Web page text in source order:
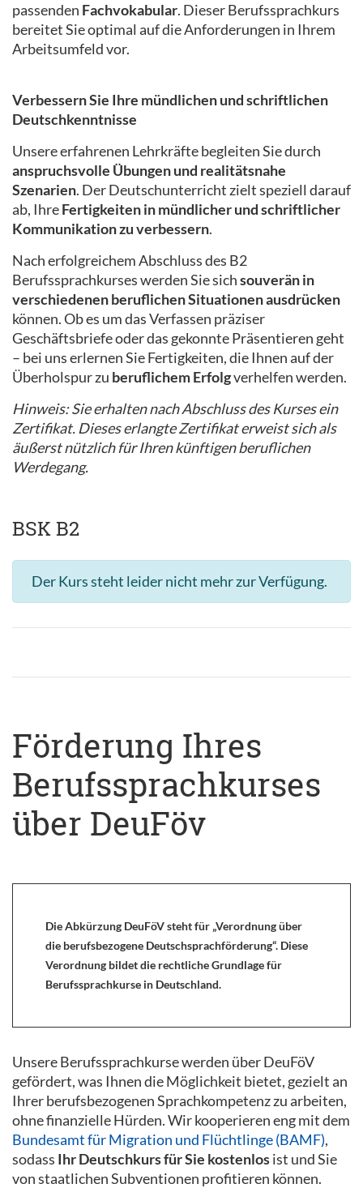
passenden Fachvokabular. Dieser Berufssprachkurs
bereitet Sie optimal auf die Anforderungen in Ihrem
Arbeitsumfeld vor.
Verbessern Sie Ihre mündlichen und schriftlichen
Deutschkenntnisse
Unsere erfahrenen Lehrkräfte begleiten Sie durch
anspruchsvolle Übungen und realitätsnahe
Szenarien. Der Deutschunterricht zielt speziell darauf
ab, IhreFertigkeiten in mündlicher und schriftlicher
Kommunikation zu verbessern.
Nach erfolgreichem Abschluss des B2
Berufssprachkurses werden Sie sichsouverän in
verschiedenen beruflichen Situationen ausdrücken
können. Ob es um das Verfassen präziser
Geschäftsbriefe oder das gekonnte Präsentieren geht
– bei uns erlernen Sie Fertigkeiten, die Ihnen auf der
Überholspur zu beruflichem Erfolgverhelfen werden.
Hinweis: Sie erhalten nach Abschluss des Kurses ein
Zertifikat. Dieses erlangte Zertifikat erweist sich als
äußerst nützlich für Ihren künftigen beruflichen
Werdegang.
BSK B2
Der Kurs steht leider nicht mehr zur Verfügung.
Förderung Ihres
Berufssprachkurses
über DeuFöv
Die Abkürzung DeuFöV steht für „Verordnung über
die berufsbezogene Deutschsprachförderung“. Diese
Verordnung bildet die rechtliche Grundlage für
Berufssprachkurse in Deutschland.
Unsere Berufssprachkurse werden über DeuFöV
gefördert, was Ihnen die Möglichkeit bietet, gezielt an
Ihrer berufsbezogenen Sprachkompetenz zu arbeiten,
ohne finanzielle Hürden. Wir kooperieren eng mit dem
Bundesamt für Migration und Flüchtlinge (BAMF),
sodass Ihr Deutschkurs für Sie kostenlosist und Sie
von staatlichen Subventionen profitieren können.